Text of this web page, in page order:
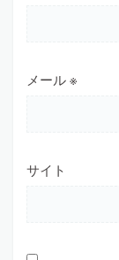
メール ※
サイト